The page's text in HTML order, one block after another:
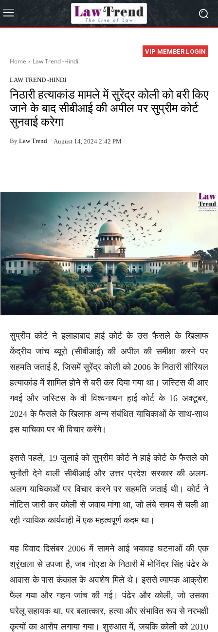
VIP MEMBER LOGIN
Home Law Trend -Hindi
LAW TREND -HINDI
निठारी हत्याकांड मामले में सुरेंद्र कोली को बरी किए
जाने के बाद सीबीआई की अपील पर सुप्रीम कोर्ट
सुनवाई करेगा
By Law Trend August 14, 2024 2:42 PM
सुप्रीम कोर्ट ने इलाहाबाद हाई कोर्ट के उस फैसले के खिलाफ
केंद्रीय जांच ब्यूरो (सीबीआई) की अपील की समीक्षा करने पर
सहमति जताई है, जिसमें सुरेंद्र कोली को 2006 के निठारी सीरियल
हत्याकांड में शामिल होने से बरी कर दिया गया था। जस्टिस बी आर
गवई और जस्टिस के वी विश्वनाथन हाई कोर्ट के 16 अक्टूबर,
2024 के फैसले के खिलाफ अन्य संबंधित याचिकाओं के साथ-साथ
इस याचिका पर भी विचार करेंगे।
इससे पहले, 19 जुलाई को सुप्रीम कोर्ट ने हाई कोर्ट के फैसले को
चुनौती देने वाली सीबीआई और उत्तर प्रदेश सरकार की अलग-
अलग याचिकाओं पर विचार करने पर सहमति जताई थी। कोर्ट ने
नोटिस जारी कर कोली से जवाब मांगा था, जो लंबे समय से चली आ
रही न्यायिक कार्यवाही में एक महत्वपूर्ण कदम था।
यह विवाद दिसंबर 2006 में सामने आई भयावह घटनाओं की एक
श्रृंखला से उपजा है, जब नोएडा के निठारी में मोनिंदर सिंह पंढेर के
आवास के पास कंकाल के अवशेष मिले थे। इससे व्यापक आक्रोश
फैल गया और गहन जांच की गई। पंढेर और कोली, जो उसका
घरेलू सहायक था, पर बलात्कार, हत्या और संभावित रूप से नरभक्षी
कृत्यों का आरोप लगाया गया। शुरुआत में, जबकि कोली को 2010